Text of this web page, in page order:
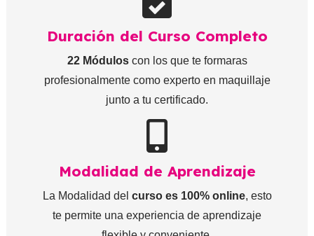
Duración del Curso Completo
22 Móduloscon los que te formaras
profesionalmente como experto en maquillaje
junto a tu certificado.
Modalidad de Aprendizaje
La Modalidad del curso es 100% online, esto
te permite una experiencia de aprendizaje